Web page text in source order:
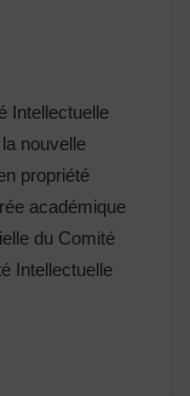
Intellectuelle
nou­velle
propriété
académique
du Comité
Intellectuelle